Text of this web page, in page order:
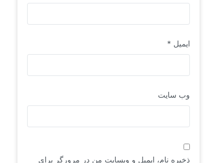
ایمیل *
وب‌ سایت
ذخیره نام، ایمیل و وبسایت من در مرورگر برای